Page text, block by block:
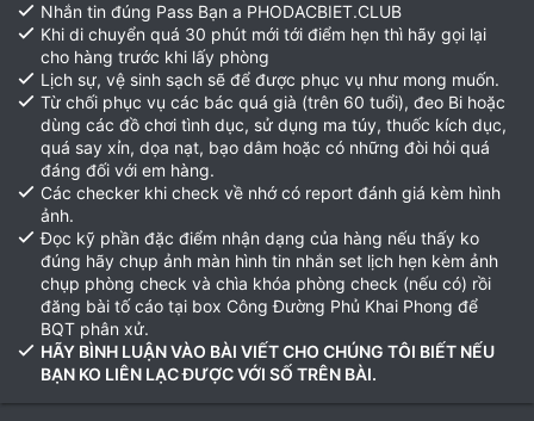
Nhắn tin đúng Pass Bạn a PHODACBIET.CLUB
Khi di chuyển quá 30 phút mới tới điểm hẹn thì hãy gọi lại
cho hàng trước khi lấy phòng
Lịch sự, vệ sinh sạch sẽ để được phục vụ như mong muốn.
Từ chối phục vụ các bác quá già (trên 60 tuổi), đeo Bi hoặc
dùng các đồ chơi tình dục, sử dụng ma túy, thuốc kích dục,
quá say xỉn, dọa nạt, bạo dâm hoặc có những đòi hỏi quá
đáng đối với em hàng.
Các checker khi check về nhớ có report đánh giá kèm hình
ảnh.
Đọc kỹ phần đặc điểm nhận dạng của hàng nếu thấy ko
đúng hãy chụp ảnh màn hình tin nhắn set lịch hẹn kèm ảnh
chụp phòng check và chìa khóa phòng check (nếu có) rồi
đăng bài tố cáo tại box Công Đường Phủ Khai Phong để
BQT phân xử.
HÃY BÌNH LUẬN VÀO BÀI VIẾT CHO CHÚNG TÔI BIẾT NẾU
BẠN KO LIÊN LẠC ĐƯỢC VỚI SỐ TRÊN BÀI.